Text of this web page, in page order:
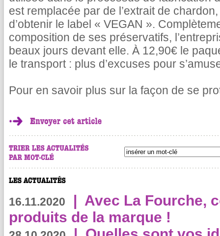
est remplacée par de l’extrait de
d’obtenir le label « VEGAN ».
composition de ses préservatifs,
beaux jours devant elle. À 12,90€ le
le transport : plus d’excuses pour
Pour en savoir plus sur la façon de se
16.11.2020 | Avec La Fourche,
produits de la marque !